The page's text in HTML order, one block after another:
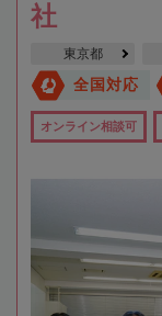
社
東京都
全国対応
オンライン相談可